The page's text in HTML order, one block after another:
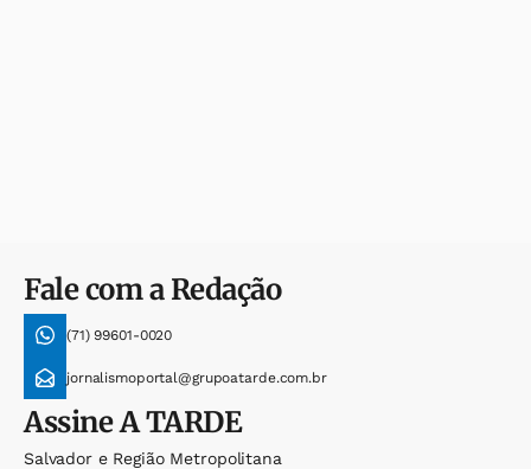
Fale com a Redação
(71) 99601-0020
jornalismoportal@grupoatarde.com.br
AssineA TARDE
Salvador e Região Metropolitana